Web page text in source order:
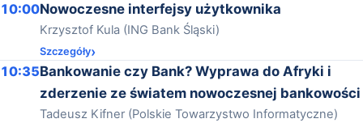
10:00Nowoczesne interfejsy użytkownika
Krzysztof Kula (ING Bank Śląski)
Szczegóły
10:35Bankowanie czy Bank? Wyprawa do Afryki i
zderzenie ze światem nowoczesnej bankowości
Tadeusz Kifner (Polskie Towarzystwo Informatyczne)